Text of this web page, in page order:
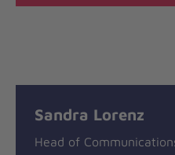
Sandra Lorenz
Head of